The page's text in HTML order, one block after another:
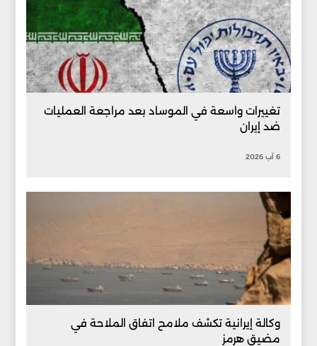
تغييرات واسعة في الموساد بعد مراجعة العمليات
ضد إيران
6 آب 2026
وكالة إيرانية تكشف ملامح اتفاق الملاحة في
مضيق هرمز